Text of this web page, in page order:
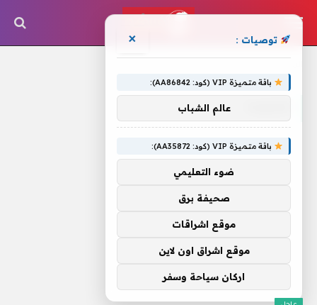
توصيات : ×
باقة متميزة VIP (كود: AA86842):
عالم الشباب
باقة متميزة VIP (كود: AA35872):
ضوء التعليمي
صحيفة برق
موقع اشراقات
موقع اشراق اون لاين
اركان سياحة وسفر